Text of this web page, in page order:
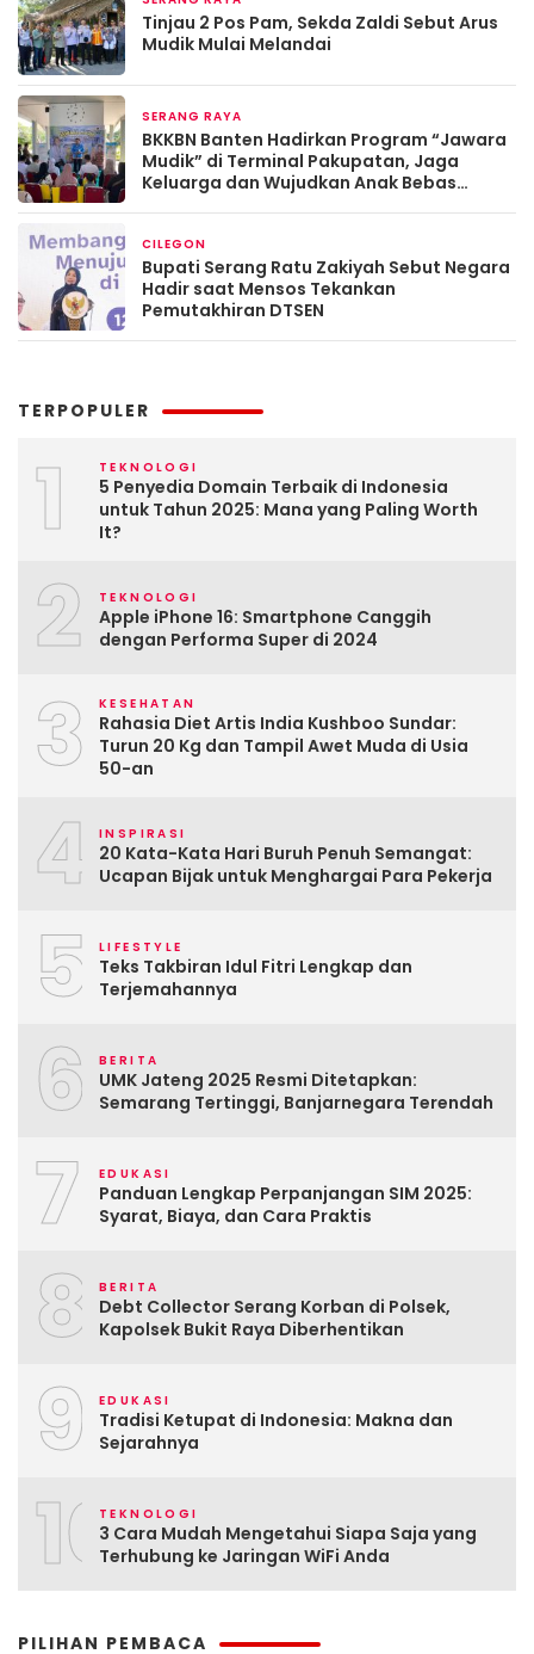
Tinjau 2 Pos Pam, Sekda Zaldi Sebut Arus
Mudik Mulai Melandai
SERANG RAYA
BKKBN Banten Hadirkan Program “Jawara
Mudik” di Terminal Pakupatan, Jaga
Keluarga dan Wujudkan Anak Bebas
CILEGON
Bupati Serang Ratu Zakiyah Sebut Negara
Hadir saat Mensos Tekankan
Pemutakhiran DTSEN
TERPOPULER
1 TEKNOLOGI
5 Penyedia Domain Terbaik di Indonesia
untuk Tahun 2025: Mana yang Paling Worth
It?
2 TEKNOLOGI
Apple iPhone 16: Smartphone Canggih
dengan Performa Super di 2024
3 KESEHATAN
Rahasia Diet Artis India Kushboo Sundar:
Turun 20 Kg dan Tampil Awet Muda di Usia
50-an
4 INSPIRASI
20 Kata-Kata Hari Buruh Penuh Semangat:
Ucapan Bijak untuk Menghargai Para Pekerja
5 LIFESTYLE
Teks Takbiran Idul Fitri Lengkap dan
Terjemahannya
6 BERITA
UMK Jateng 2025 Resmi Ditetapkan:
Semarang Tertinggi, Banjarnegara Terendah
7 EDUKASI
Panduan Lengkap Perpanjangan SIM 2025:
Syarat, Biaya, dan Cara Praktis
8 BERITA
Debt Collector Serang Korban di Polsek,
Kapolsek Bukit Raya Diberhentikan
9 EDUKASI
Tradisi Ketupat di Indonesia: Makna dan
Sejarahnya
10TEKNOLOGI
3 Cara Mudah Mengetahui Siapa Saja yang
Terhubung ke Jaringan WiFi Anda
PILIHAN PEMBACA